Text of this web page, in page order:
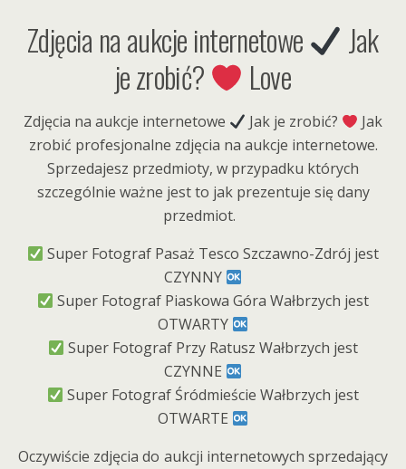
Zdjęcia na aukcje internetowe
Jak
je zrobić?
Love
Zdjęcia na aukcje internetowe Jak je zrobić?
Jak
zrobić profesjonalne zdjęcia na aukcje internetowe.
Sprzedajesz przedmioty, w przypadku których
szczególnie ważne jest to jak prezentuje się dany
przedmiot.
Super Fotograf Pasaż Tesco Szczawno-Zdrój jest
CZYNNY
Super Fotograf Piaskowa Góra Wałbrzych jest
OTWARTY
Super Fotograf Przy Ratusz Wałbrzych jest
CZYNNE
Super Fotograf Śródmieście Wałbrzych jest
OTWARTE
Oczywiście zdjęcia do aukcji internetowych sprzedający